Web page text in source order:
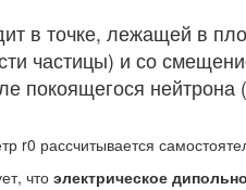
в точке, лежащей в
частицы) и со
покоящегося
r0 рассчитывается
что электрическое